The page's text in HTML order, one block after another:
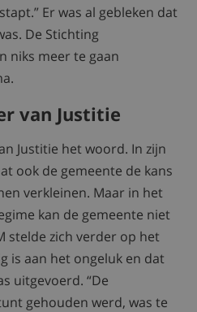
Er was al gebleken dat
De Stichting
niks meer te gaan
van Justitie
Justitie het woord. In zijn
ook de gemeente de kans
verkleinen. Maar in het
kan de gemeente niet
stelde zich verder op het
is aan het ongeluk en dat
uitgevoerd. “De
gehouden werd, was te